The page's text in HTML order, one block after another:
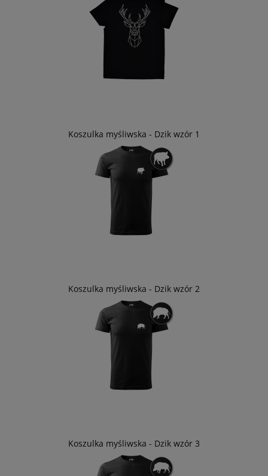
Koszulka myśliwska - Dzik wzór 1
Koszulka myśliwska - Dzik wzór 2
Koszulka myśliwska - Dzik wzór 3